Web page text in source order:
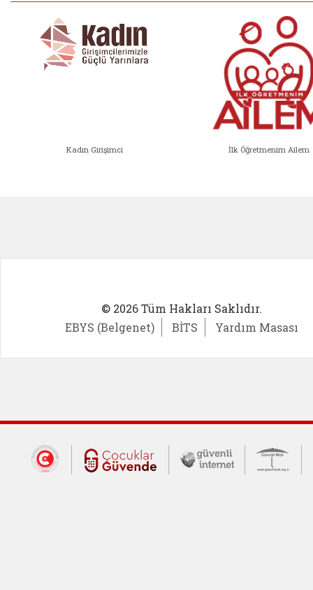
Kadın Girişimci İlk Öğretmenim Ailem
© 2026 Tüm Hakları Saklıdır.
EBYS (Belgenet)
BİTS Yardım Masası
Dış Bağlantılar
Cumhurbaşkanlığı İletişim Merkezi
Çocuklar Güvende (yeni
Güvenli